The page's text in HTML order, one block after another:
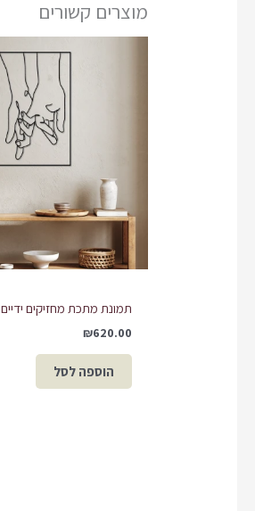
מוצרים קשורים
תמונת מתכת מחזיקים ידיים
₪620.00
הוספה לסל